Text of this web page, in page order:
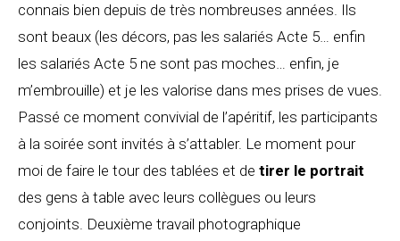
connais bien depuis de très nombreuses années. Ils
sont beaux (les décors, pas les salariés Acte 5… enfin
les salariés Acte 5 ne sont pas moches… enfin, je
m’embrouille) et je les valorise dans mes prises de vues.
Passé ce moment convivial de l’apéritif, les participants
à la soirée sont invités à s’attabler. Le moment pour
moi de faire le tour des tablées et de tirer le portrait
des gens à table avec leurs collègues ou leurs
conjoints. Deuxième travail photographique